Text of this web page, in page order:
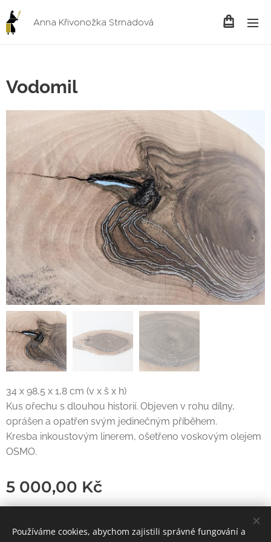
Anna Křivonožka Strnadová
Vodomil
34 x 98,5 x 1,8 cm (v x š x h)
Kus ořechu s dlouhou historií. Objeven v rohu dílny,
oprášen a opatřen svým jedinečným příběhem.
Kresba inkoustovým linerem, ošetřeno voskovým olejem
OSMO.
5 000,00 Kč
Používáme cookies, abychom zajistili správné fungování a